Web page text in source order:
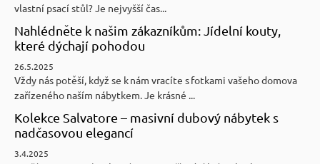
vlastní psací stůl? Je nejvyšší čas...
Nahlédněte k našim zákazníkům: Jídelní kouty,
které dýchají pohodou
26.5.2025
Vždy nás potěší, když se k nám vracíte s fotkami vašeho domova
zařízeného naším nábytkem. Je krásné ...
Kolekce Salvatore – masivní dubový nábytek s
nadčasovou elegancí
3.4.2025